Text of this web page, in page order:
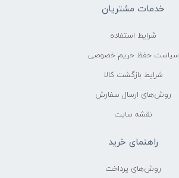
خدمات مشتریان
شرایط استفاده
سیاست حفظ حریم خصوصی
شرایط بازگشت کالا
روش‌های ارسال سفارش
نقشه سایت
راهنمای خرید
روش‌های پرداخت